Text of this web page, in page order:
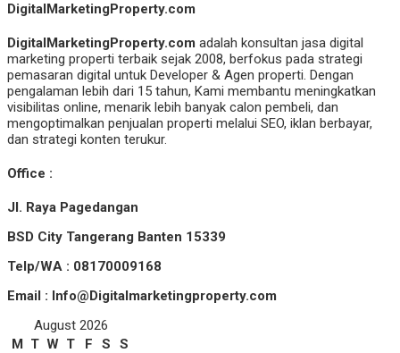
DigitalMarketingProperty.com
DigitalMarketingProperty.com adalah konsultan jasa digital
marketing properti terbaik sejak 2008, berfokus pada strategi
pemasaran digital untuk Developer & Agen properti. Dengan
pengalaman lebih dari 15 tahun, Kami membantu meningkatkan
visibilitas online, menarik lebih banyak calon pembeli, dan
mengoptimalkan penjualan properti melalui SEO, iklan berbayar,
dan strategi konten terukur.
Office :
Jl. Raya Pagedangan
BSD City Tangerang Banten 15339
Telp/WA : 08170009168
Email : Info@Digitalmarketingproperty.com
August 2026
M T W T F S
S